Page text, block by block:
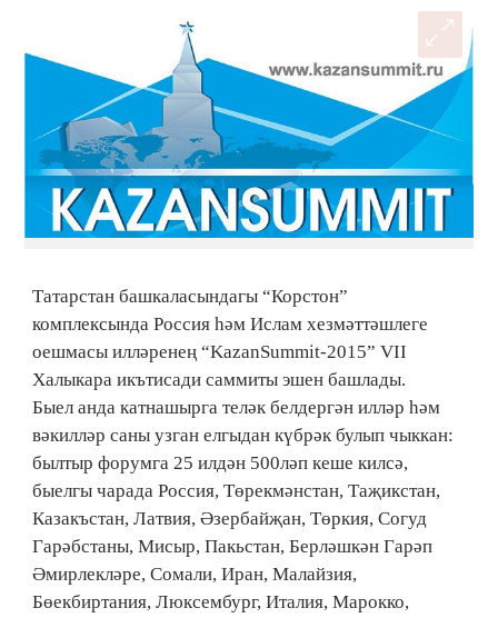
Татарстан башкаласындагы “Корстон”
комплексында Россия һәм Ислам хезмәттәшлеге
оешмасы илләренең “KazanSummit-2015” VII
Халыкара икътисади саммиты эшен башлады.
Быел анда катнашырга теләк белдергән илләр һәм
вәкилләр саны узган елгыдан күбрәк булып чыккан:
былтыр форумга 25 илдән 500ләп кеше килсә,
быелгы чарада Россия, Төрекмәнстан, Таҗикстан,
Казакъстан, Латвия, Әзербайҗан, Төркия, Согуд
Гарәбстаны, Мисыр, Пакьстан, Берләшкән Гарәп
Әмирлекләре, Сомали, Иран, Малайзия,
Бөекбиртания, Люксембург, Италия, Марокко,